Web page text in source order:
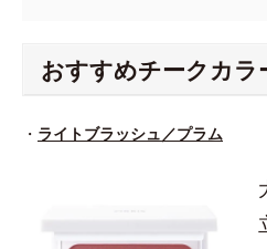
おすすめチークカラ
・ ライトブラッシュ／プラム